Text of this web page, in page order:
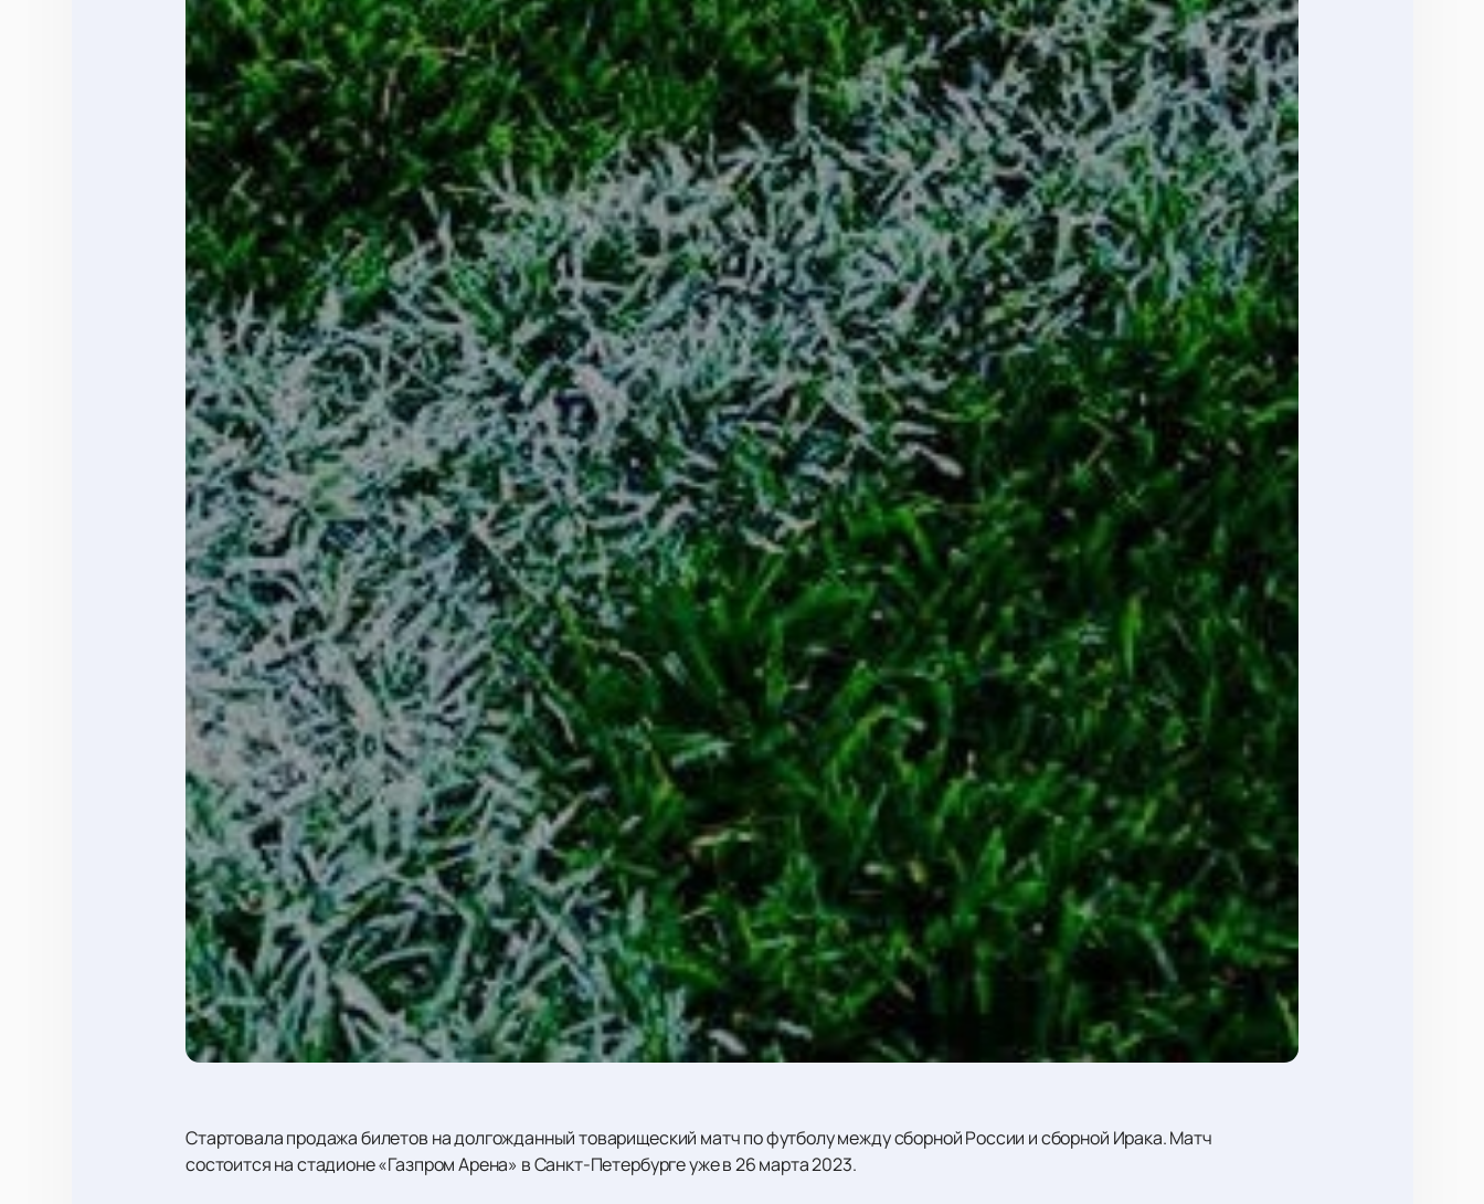
Стартовала продажа билетов на долгожданный товарищеский матч по футболу между сборной России и сборной Ирака. Матч
состоится на стадионе «Газпром Арена» в Санкт-Петербурге уже в 26 марта 2023.